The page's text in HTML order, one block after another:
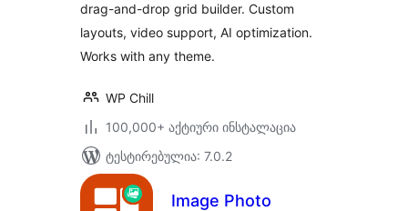
drag-and-drop grid builder. Custom
layouts, video support, AI optimization.
Works with any theme.
WP Chill
100,000+ აქტიური ინსტალაცია
ტესტირებულია: 7.0.2
Image Photo